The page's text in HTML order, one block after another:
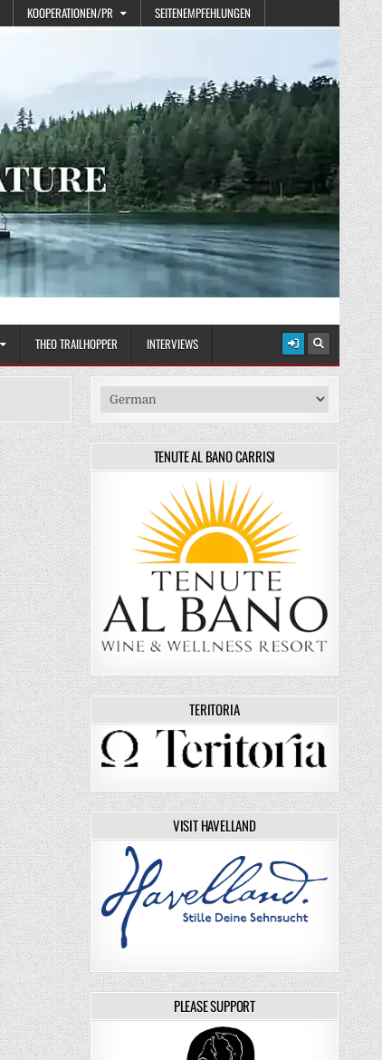
KOOPERATIONEN/PR SEITENEMPFEHLUNGEN
THEO TRAILHOPPER INTERVIEWS
TENUTE AL BANO CARRISI
TERITORIA
VISIT HAVELLAND
PLEASE SUPPORT